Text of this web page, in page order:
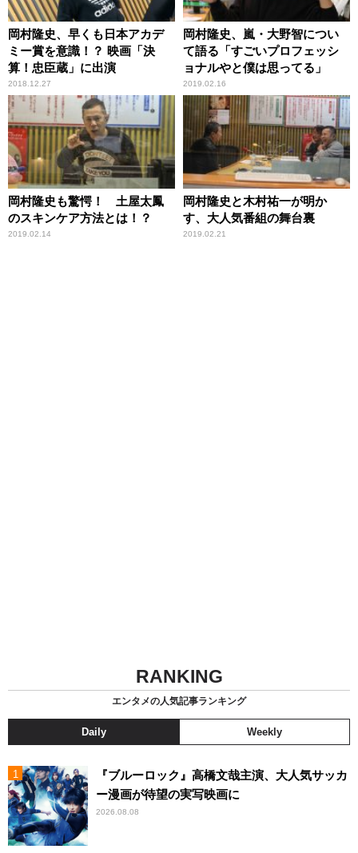
岡村隆史、早くも日本アカデ
ミー賞を意識！？ 映画「決
算！忠臣蔵」に出演
2018.12.27
岡村隆史、嵐・大野智につい
て語る「すごいプロフェッシ
ョナルやと僕は思ってる」
2019.02.16
岡村隆史も驚愕！ 土屋太鳳
のスキンケア方法とは！？
2019.02.14
岡村隆史と木村祐一が明か
す、大人気番組の舞台裏
2019.02.21
RANKING
エンタメの人気記事ランキング
Daily Weekly
『ブルーロック』高橋文哉主演、大人気サッカ
ー漫画が待望の実写映画に
2026.08.08